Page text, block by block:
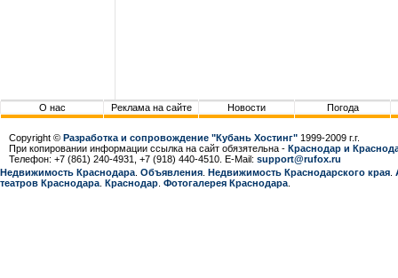
О нас Реклама на сайте Новости Погода
Copyright © Разработка и сопровождение "Кубань Хостинг" 1999-2009 г.г.
При копировании информации ссылка на сайт обязятельна - Краснодар и
Телефон: +7 (861) 240-4931, +7 (918) 440-4510. E-Mail: support@rufox.ru
Недвижимость Краснодара Объявления Недвижимость Краснодарcкого края
театров Краснодара Краснодар Фотогалерея Краснодара